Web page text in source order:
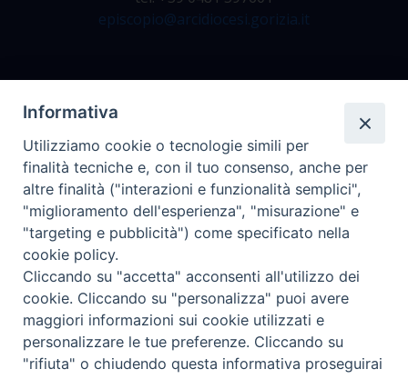
episcopio@arcidiocesi.gorizia.it
dalle 9.00 alle 12.30
tel. +39 0481 597628
archivio@arcidiocesi.gorizia.it
Ufficio Comunicazioni Sociali
tel. +39 0481 531663
ucs@arcidiocesi.gorizia.it
Informativa
Utilizziamo cookie o tecnologie simili per
finalità tecniche e, con il tuo consenso, anche per
altre finalità ("interazioni e funzionalità semplici",
"miglioramento dell'esperienza", "misurazione" e
"targeting e pubblicità") come specificato nella
cookie policy.
Cliccando su "accetta" acconsenti all'utilizzo dei
cookie. Cliccando su "personalizza" puoi avere
maggiori informazioni sui cookie utilizzati e
personalizzare le tue preferenze. Cliccando su
"rifiuta" o chiudendo questa informativa proseguirai